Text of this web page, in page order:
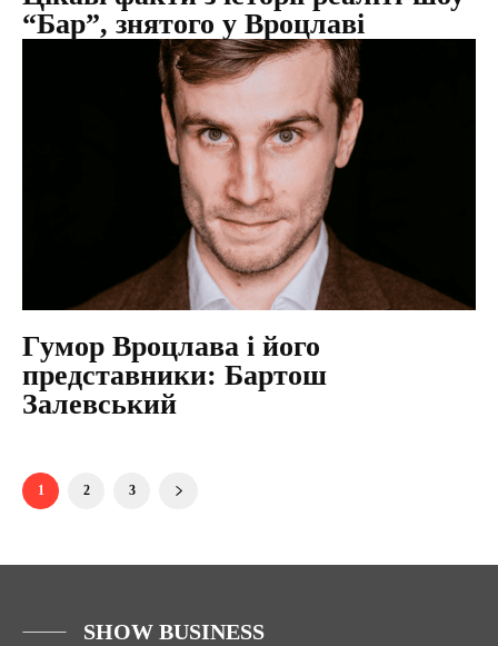
“Бар”, знятого у Вроцлаві
Гумор Вроцлава і його
представники: Бартош
Залевський
1 2 3
SHOW BUSINESS